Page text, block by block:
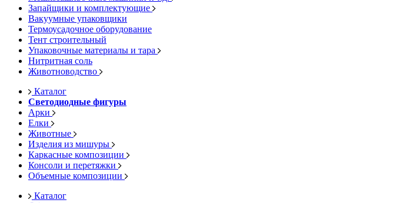
Запайщики и комплектующие
Вакуумные упаковщики
Термоусадочное оборудование
Тент строительный
Упаковочные материалы и тара
Нитритная соль
Животноводство
Каталог
Светодиодные фигуры
Арки
Елки
Животные
Изделия из мишуры
Каркасные композиции
Консоли и перетяжки
Объемные композиции
Каталог